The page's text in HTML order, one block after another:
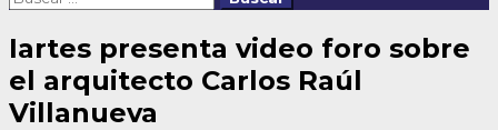
Iartes presenta video foro sobre
el arquitecto Carlos Raúl
Villanueva